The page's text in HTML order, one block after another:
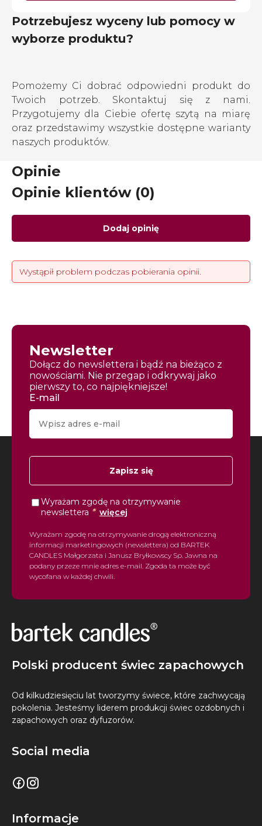
Potrzebujesz wyceny lub pomocy w
wyborze produktu?
Pomożemy Ci dobrać odpowiedni produkt do
Twoich potrzeb. Skontaktuj się z nami.
Przygotujemy dla Ciebie ofertę szytą na miarę
oraz przedstawimy wszystkie dostępne warianty
naszych produktów.
Opinie
Opinie klientów (0)
Dodaj opinię
Wystąpił problem podczas pobierania opinii.
Newsletter
Dołącz do newslettera i bądź na bieżąco z
nowościami. Nie przegap i odkrywaj jako
pierwszy to, co najpiękniejsze!
E-mail
Zapisz się
Wyrażam zgodę na otrzymywanie
newslettera * więcej
Wyrażam zgodę na otrzymywanie drogą elektroniczną
informacji marketingowych (newslettera) od BARTEK
CANDLES Małgorzata i Janusz Bryłkowscy Sp. Jawna na
podany przeze mnie adres e-mail. Zgoda ta może być
wycofana w każdej chwili.
Polski producent świec zapachowych
Od kilkudziesięciu lat tworzymy świece, które zachwycają
pokolenia. Jesteśmy liderem produkcji świec ozdobnych i
zapachowych oraz dyfuzorów.
Social media
Informacje